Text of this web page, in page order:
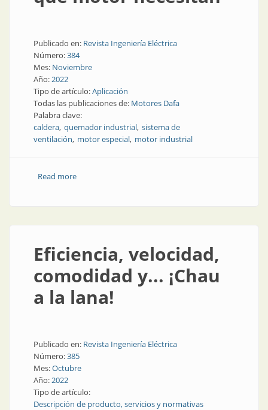
Publicado en: Revista Ingeniería Eléctrica
Número:384
Mes: Noviembre
Año:2022
Tipo de artículo:Aplicación
Todas las publicaciones de: Motores Dafa
Palabra clave:
caldera quemador industrial sistema de
ventilación motor especial motor industrial
Read moreabout Quemadores industriales: qué son, qué motor
Eficiencia, velocidad,
comodidad y... ¡Chau
a la lana!
Publicado en: Revista Ingeniería Eléctrica
Número:385
Mes:Octubre
Año:2022
Tipo de artículo:
Descripción de producto, servicios y normativas